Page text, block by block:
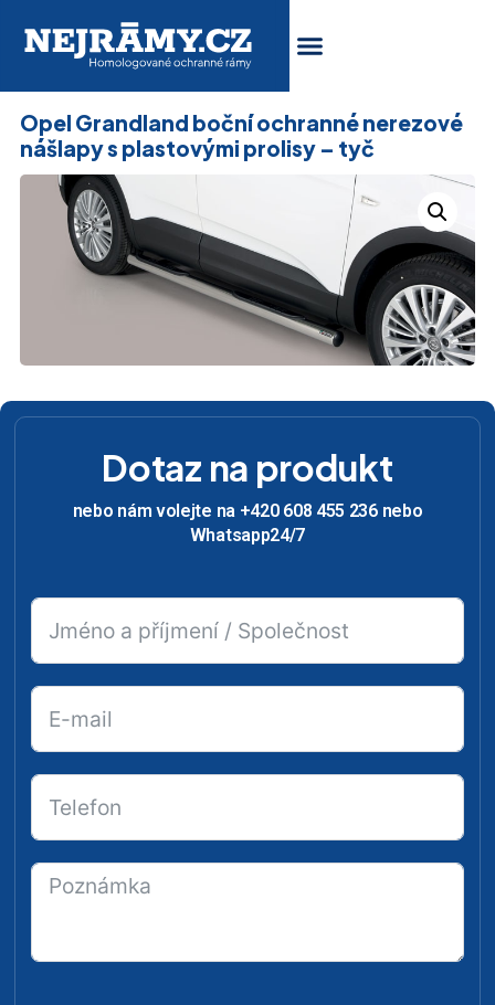
Opel Grandland boční ochranné nerezové
nášlapy s plastovými prolisy – tyč
Dotaz na produkt
nebo nám volejte na +420 608 455 236 nebo
Whatsapp24/7